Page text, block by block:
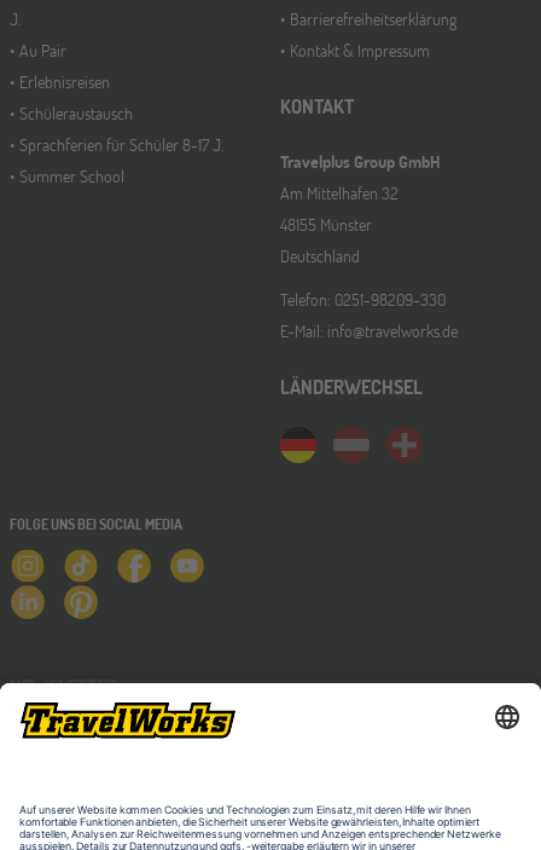
J.
Au Pair
Erlebnisreisen
Schüleraustausch
Sprachferien für Schüler 8-17 J.
Summer School
Barrierefreiheitserklärung
Kontakt & Impressum
KONTAKT
Travelplus Group GmbH
Am Mittelhafen 32
48155 Münster
Deutschland
Telefon: 0251-98209-330
E-Mail: info@travelworks.de
LÄNDERWECHSEL
FOLGE UNS BEI SOCIAL MEDIA
NEWSLETTER